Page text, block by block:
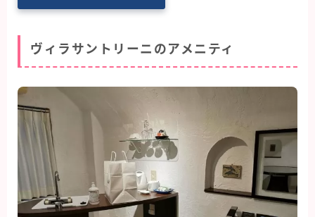
ヴィラサントリーニのアメニティ